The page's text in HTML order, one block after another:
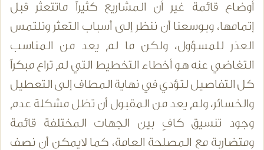
أوضاع قائمة غير أن المشاريع كثيراً ماتتعثر قبل
إتمامها، وبوسعنا أن ننظر إلى أسباب التعثر ونلتمس
العذر للمسؤول، ولكن ما لم يعد من المناسب
التغاضي عنه هو أخطاء التخطيط التي لم تراعِ مبكراً
كل التفاصيل لتؤدي في نهاية المطاف إلى التعطيل
والخسائر، ولم يعد من المقبول أن تظل مشكلة عدم
وجود تنسيق كافٍ بين الجهات المختلفة قائمة
ومتضاربة مع المصلحة العامة، كما لايمكن أن نصف